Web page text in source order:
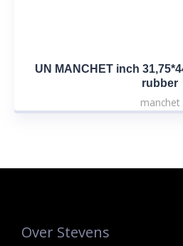
UN MANCHET inch
rubber
manchet
Over Stevens